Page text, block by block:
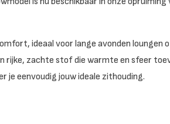
ideaal voor lange avonden loungen
rijke, zachte stof die warmte en sfeer
je eenvoudig jouw ideale zithouding.